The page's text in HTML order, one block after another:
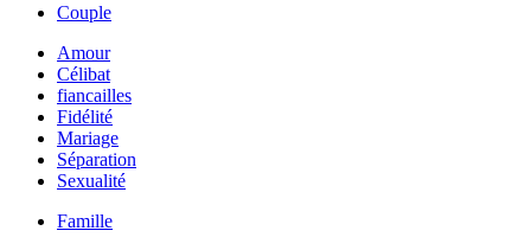
Couple
Amour
Célibat
fiancailles
Fidélité
Mariage
Séparation
Sexualité
Famille